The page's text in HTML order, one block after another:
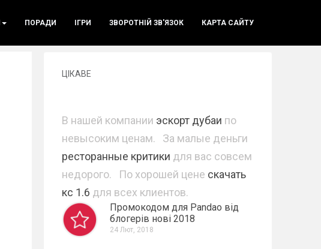
ПОРАДИ ІГРИ ЗВОРОТНІЙ ЗВ'ЯЗОК КАРТА САЙТУ
ЦІКАВЕ
В нашей компании эскорт дубаи по
невысоким ценам. За малые деньги
ресторанные критики для вас совсем
недорого. По хорошей цене скачать
кс 1.6 для всех клиентов.
Промокодом для Pandao від
блогерів нові 2018
24 Лют, 2018